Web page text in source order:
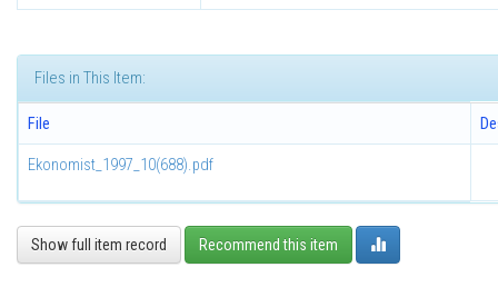
Files in This Item:
File
Ekonomist_1997_10(688).pdf
Show full item record Recommend this item